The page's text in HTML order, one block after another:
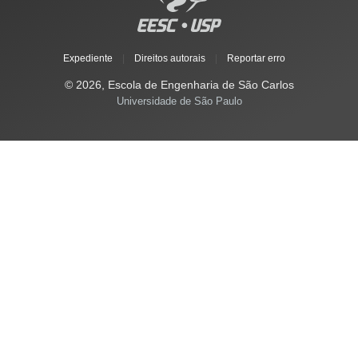
Expediente Direitos autorais Reportar erro
© 2026, Escola de Engenharia de São Carlos
Universidade de São Paulo